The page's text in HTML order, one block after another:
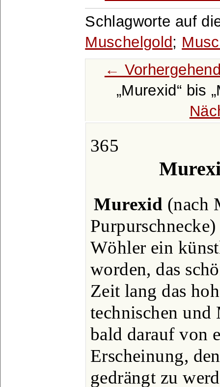
Schlagworte auf
Muschelgold;
←
Murexid
bis
365
Murexid (nach
Wöhler ein
worden, das
Zeit lang das
technischen und
bald darauf von
Erscheinung,
gedrängt zu